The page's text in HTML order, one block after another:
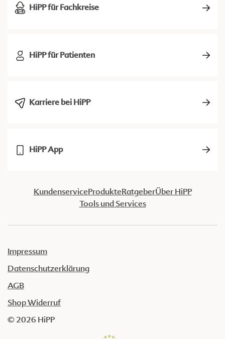
HiPP für Fachkreise
HiPP für Patienten
Karriere bei HiPP
HiPP App
KundenserviceProdukteRatgeberÜber HiPP
Tools und Services
Impressum
Datenschutzerklärung
AGB
Shop Widerruf
© 2026 HiPP